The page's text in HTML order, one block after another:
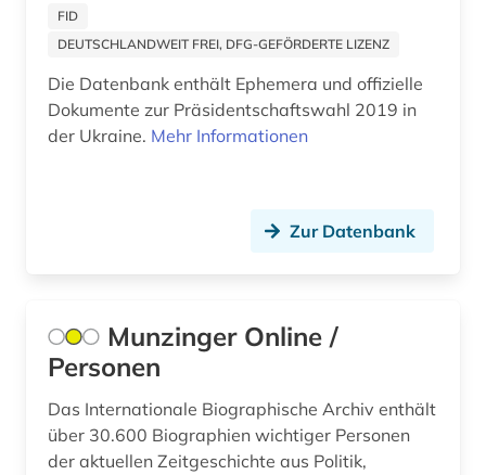
allgemeine ökologie (1)
allgemeinenzyklopädien (1)
allgemeiner teil (1)
allgemeines bibliothekswesen (1)
allgemeinmedizin (1)
allierte (1)
FID
DEUTSCHLANDWEIT FREI, DFG-GEFÖRDERTE LIZENZ
Die Datenbank enthält Ephemera und offizielle
Dokumente zur Präsidentschaftswahl 2019 in
der Ukraine. Mehr Informationen
Zur Datenbank
Munzinger Online /
Personen
Das Internationale Biographische Archiv enthält
über 30.600 Biographien wichtiger Personen
der aktuellen Zeitgeschichte aus Politik,